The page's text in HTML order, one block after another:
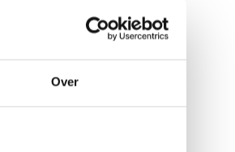
Over